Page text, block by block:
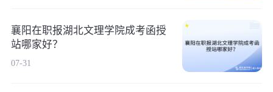
襄阳在职报湖北文理学院成考函授
站哪家好？
07-31